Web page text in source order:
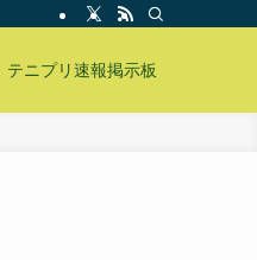
テニプリ速報掲示板